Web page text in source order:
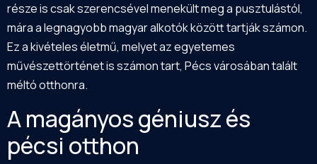
része is csak szerencsével menekült meg a pusztulástól,
mára a legnagyobb magyar alkotók között tartják számon.
Ez a kivételes életmű, melyet az egyetemes
művészettörténet is számon tart, Pécs városában talált
méltó otthonra.
A magányos géniusz és
pécsi otthon